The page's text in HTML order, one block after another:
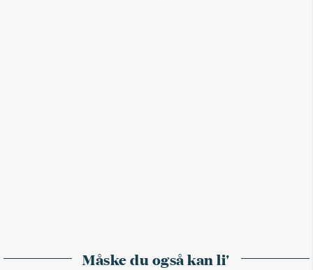
Måske du også kan li'